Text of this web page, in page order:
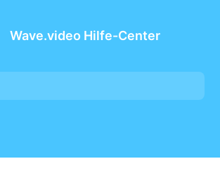
Wave.video Hilfe-Center